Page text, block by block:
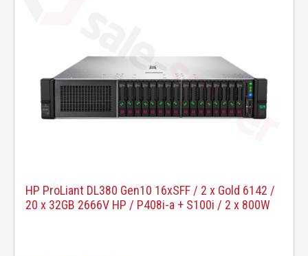
HP ProLiant DL380 Gen10 16xSFF / 2 x Gold 6142 /
20 x 32GB 2666V HP / P408i-a + S100i / 2 x 800W